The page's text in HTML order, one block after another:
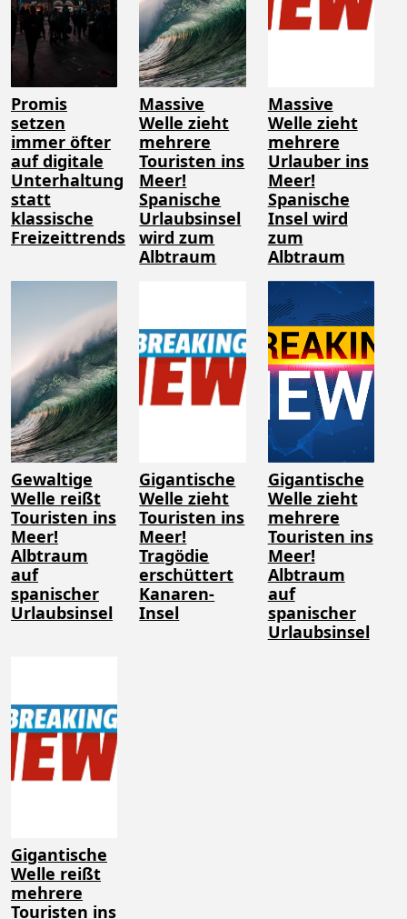
Promis
setzen
immer öfter
auf digitale
Unterhaltung
statt
klassische
Freizeittrends
Massive
Welle zieht
mehrere
Touristen ins
Meer!
Spanische
Urlaubsinsel
wird zum
Albtraum
Massive
Welle zieht
mehrere
Urlauber ins
Meer!
Spanische
Insel wird
zum
Albtraum
Gewaltige
Welle reißt
Touristen ins
Meer!
Albtraum
auf
spanischer
Urlaubsinsel
Gigantische
Welle zieht
Touristen ins
Meer!
Tragödie
erschüttert
Kanaren-
Insel
Gigantische
Welle zieht
mehrere
Touristen ins
Meer!
Albtraum
auf
spanischer
Urlaubsinsel
Gigantische
Welle reißt
mehrere
Touristen ins